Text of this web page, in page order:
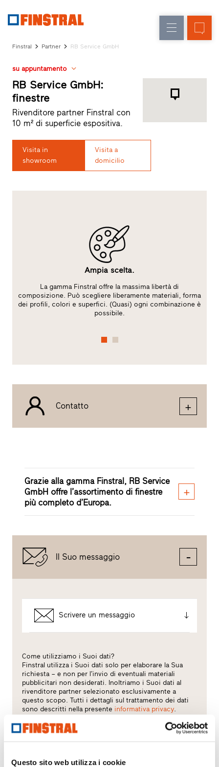
Questo sito web utilizza i cookie
d’ingresso
Pareti
vetrate
costruzione
per
il
progettista
Programma
per
Partner
Ricerca
rivenditori
Finstral Partner RB Service GmbH
su appuntamento
RB Service GmbH:
finestre
Rivenditore partner Finstral con
10 m² di superficie espositiva.
Visita in
showroom
Visita a
domicilio
Ampia scelta.
La gamma Finstral offre la massima libertà di
composizione. Può scegliere liberamente materiali, forma
dei profili, colori e superfici. (Quasi) ogni combinazione è
possibile.
Contatto
Grazie alla gamma Finstral, RB Service
GmbH offre l’assortimento di finestre
più completo d’Europa.
Il Suo messaggio
Scrivere un messaggio
Come utilizziamo i Suoi dati?
Finstral utilizza i Suoi dati solo per elaborare la Sua
richiesta – e non per l’invio di eventuali materiali
pubblicitari non desiderati. Inoltriamo i Suoi dati al
rivenditore partner selezionato esclusivamente a
questo scopo. Tutti i dettagli sul trattamento dei dati
sono descritti nella presente informativa privacy.
Quale argomento Le interessa?
Finestre